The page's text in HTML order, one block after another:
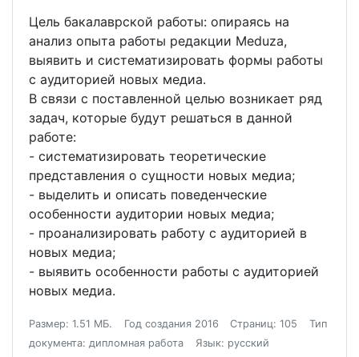
Цель бакалаврской работы: опираясь на
анализ опыта работы редакции Meduza,
выявить и систематизировать формы работы
с аудиторией новых медиа.
В связи с поставленной целью возникает ряд
задач, которые будут решаться в данной
работе:
- систематизировать теоретические
представления о сущности новых медиа;
- выделить и описать поведенческие
особенности аудитории новых медиа;
- проанализировать работу с аудиторией в
новых медиа;
- выявить особенности работы с аудиторией
новых медиа.
Размер: 1.51 МБ. Год создания 2016 Страниц: 105
Тип
документа: дипломная работа
Язык: русский